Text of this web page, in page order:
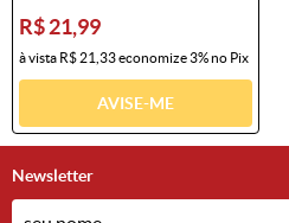
R$ 21,99
à vista R$ 21,33economize3%no Pix
AVISE-ME
Newsletter